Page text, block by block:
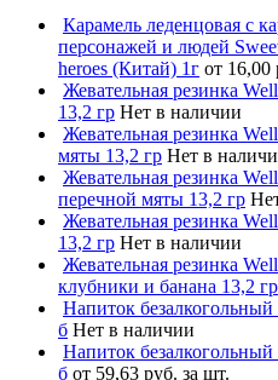
Карамель леденцовая с
персонажей и людей
heroes (Китай) 1г от 16,00
Жевательная резинка
13,2 гр Нет в наличии
Жевательная резинка
мяты 13,2 гр Нет в
Жевательная резинка
перечной мяты 13,2 гр
Жевательная резинка
13,2 гр Нет в наличии
Жевательная резинка
клубники и банана 13,2 гр
Напиток
б Нет в наличии
Напиток
б от 59,63 руб. за шт.